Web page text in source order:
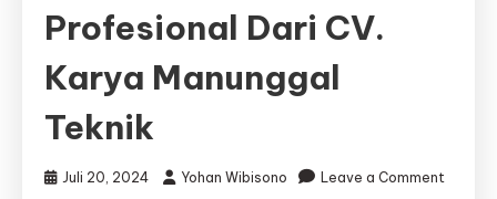
Profesional Dari CV.
Karya Manunggal
Teknik
Juli 20, 2024 Yohan Wibisono
Leave a Comment